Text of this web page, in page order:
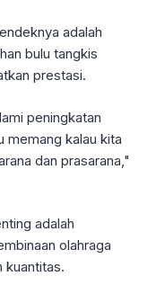
adalah
bulu tangkis
prestasi.
peningkatan
memang kalau kita
dan prasarana,"
adalah
olahraga
kuantitas.